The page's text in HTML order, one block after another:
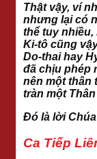
Thật vậy, ví
nhưng lại có
thể tuy
Ki-tô cũng
Do-thai hay
đã chịu phép
nên một thân
tràn một
Đó là lời
Ca Tiếp